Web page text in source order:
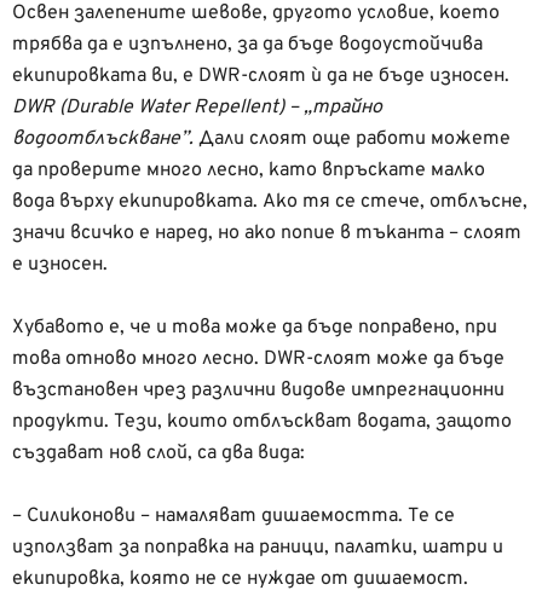
Освен залепените шевове, другото условие, което
трябва да е изпълнено, за да бъде водоустойчива
екипировката ви, е DWR-слоят ѝ да не бъде износен.
DWR (Durable Water Repellent) – „трайно
водоотблъскване”. Дали слоят още работи можете
да проверите много лесно, като впръскате малко
вода върху екипировката. Ако тя се стече, отблъсне,
значи всичко е наред, но ако попие в тъканта – слоят
е износен.
Хубавото е, че и това може да бъде поправено, при
това отново много лесно. DWR-слоят може да бъде
възстановен чрез различни видове импрегнационни
продукти. Тези, които отблъскват водата, защото
създават нов слой, са два вида:
– Силиконови – намаляват дишаемостта. Те се
използват за поправка на раници, палатки, шатри и
екипировка, която не се нуждае от дишаемост.